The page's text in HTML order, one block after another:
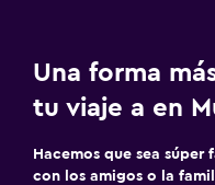
Una forma
tu viaje a en
Hacemos que sea
con los amigos o la